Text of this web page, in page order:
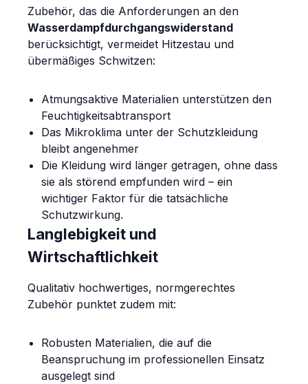
Zubehör, das die Anforderungen an den
Wasserdampfdurchgangswiderstand
berücksichtigt, vermeidet Hitzestau und
übermäßiges Schwitzen:
Atmungsaktive Materialien unterstützen den
Feuchtigkeitsabtransport
Das Mikroklima unter der Schutzkleidung
bleibt angenehmer
Die Kleidung wird länger getragen, ohne dass
sie als störend empfunden wird – ein
wichtiger Faktor für die tatsächliche
Schutzwirkung.
Langlebigkeit und
Wirtschaftlichkeit
Qualitativ hochwertiges, normgerechtes
Zubehör punktet zudem mit:
Robusten Materialien, die auf die
Beanspruchung im professionellen Einsatz
ausgelegt sind